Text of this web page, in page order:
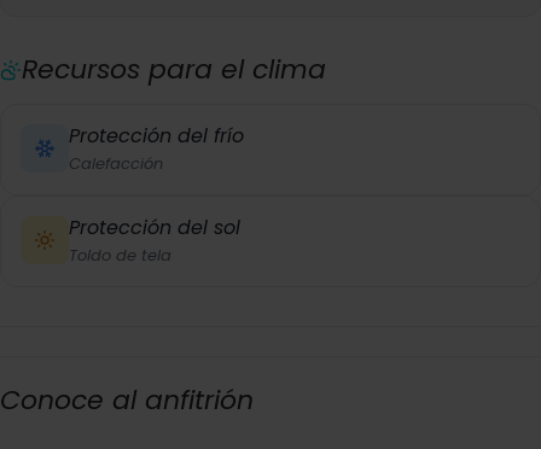
Recursos para el clima
Protección del frío
Calefacción
Protección del sol
Toldo de tela
Conoce al anfitrión